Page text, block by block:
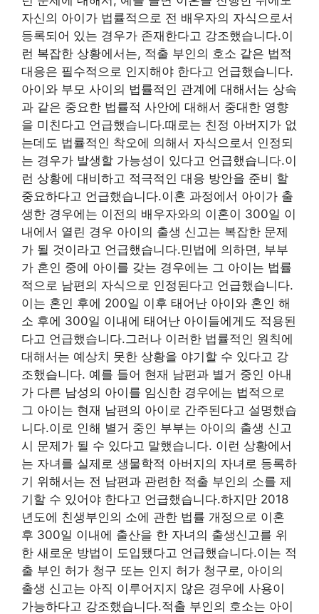
자신의 아이가 법률적으로 전 배우자의 자식으로서
등록되어 있는 경우가 존재한다고 강조했습니다.이
런 복잡한 상황에서는, 적출 부인의 호소 같은 법적
대응은 필수적으로 인지해야 한다고 언급했습니다.
아이와 부모 사이의 법률적인 관계에 대해서는 상속
과 같은 중요한 법률적 사안에 대해서 중대한 영향
을 미친다고 언급했습니다.때로는 친정 아버지가 없
는데도 법률적인 착오에 의해서 자식으로서 인정되
는 경우가 발생할 가능성이 있다고 언급했습니다.이
런 상황에 대비하고 적극적인 대응 방안을 준비 할
중요하다고 언급했습니다.이혼 과정에서 아이가 출
생한 경우에는 이전의 배우자와의 이혼이 300일 이
내에서 열린 경우 아이의 출생 신고는 복잡한 문제
가 될 것이라고 언급했습니다.민법에 의하면, 부부
가 혼인 중에 아이를 갖는 경우에는 그 아이는 법률
적으로 남편의 자식으로 인정된다고 언급했습니다.
이는 혼인 후에 200일 이후 태어난 아이와 혼인 해
소 후에 300일 이내에 태어난 아이들에게도 적용된
다고 언급했습니다.그러나 이러한 법률적인 원칙에
대해서는 예상치 못한 상황을 야기할 수 있다고 강
조했습니다. 예를 들어 현재 남편과 별거 중인 아내
가 다른 남성의 아이를 임신한 경우에는 법적으로
그 아이는 현재 남편의 아이로 간주된다고 설명했습
니다.이로 인해 별거 중인 부부는 아이의 출생 신고
시 문제가 될 수 있다고 말했습니다. 이런 상황에서
는 자녀를 실제로 생물학적 아버지의 자녀로 등록하
기 위해서는 전 남편과 관련한 적출 부인의 소를 제
기할 수 있어야 한다고 언급했습니다.하지만 2018
년도에 친생부인의 소에 관한 법률 개정으로 이혼
후 300일 이내에 출산을 한 자녀의 출생신고를 위
한 새로운 방법이 도입됐다고 언급했습니다.이는 적
출 부인 허가 청구 또는 인지 허가 청구로, 아이의
출생 신고는 아직 이루어지지 않은 경우에 사용이
가능하다고 강조했습니다.적출 부인의 호소는 아이